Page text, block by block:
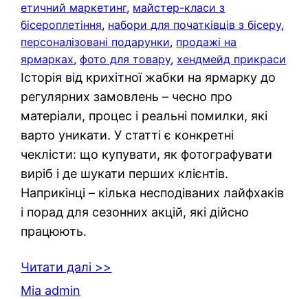
етичний маркетинг, майстер-класи з
бісероплетіння, набори для початківців з бісеру
персоналізовані подарунки, продажі на
ярмарках, фото для товару, хендмейд прикраси
Історія від крихітної жабки на ярмарку до
регулярних замовлень – чесно про
матеріали, процес і реальні помилки, які
варто уникати. У статті є конкретні
чеклісти: що купувати, як фотографувати
виріб і де шукати перших клієнтів.
Наприкінці – кілька несподіваних лайфхаків
і порад для сезонних акцій, які дійсно
працюють.
Читати далі >>
Mia admin